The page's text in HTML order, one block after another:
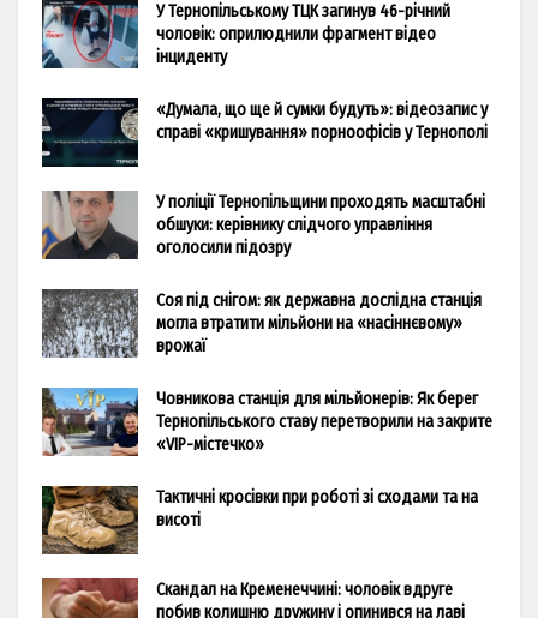
У Тернопільському ТЦК загинув 46-річний
чоловік: оприлюднили фрагмент відео
інциденту
«Думала, що ще й сумки будуть»: відеозапис у
справі «кришування» порноофісів у Тернополі
У поліції Тернопільщини проходять масштабні
обшуки: керівнику слідчого управління
оголосили підозру
Соя під снігом: як державна дослідна станція
могла втратити мільйони на «насіннєвому»
врожаї
Човникова станція для мільйонерів: Як берег
Тернопільського ставу перетворили на закрите
«VIP-містечко»
Тактичні кросівки при роботі зі сходами та на
висоті
Скандал на Кременеччині: чоловік вдруге
побив колишню дружину і опинився на лаві